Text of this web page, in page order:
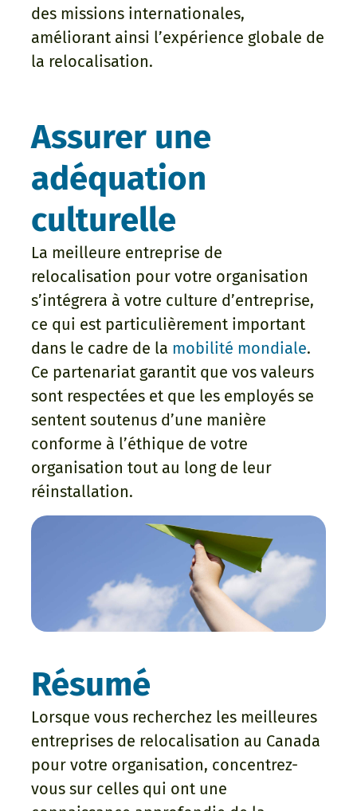
des missions internationales,
améliorant ainsi l’expérience globale de
la relocalisation.
Assurer une
adéquation
culturelle
La meilleure entreprise de
relocalisation pour votre organisation
s’intégrera à votre culture d’entreprise,
ce qui est particulièrement important
dans le cadre de la mobilité mondiale.
Ce partenariat garantit que vos valeurs
sont respectées et que les employés se
sentent soutenus d’une manière
conforme à l’éthique de votre
organisation tout au long de leur
réinstallation.
Résumé
Lorsque vous recherchez les meilleures
entreprises de relocalisation au Canada
pour votre organisation, concentrez-
vous sur celles qui ont une